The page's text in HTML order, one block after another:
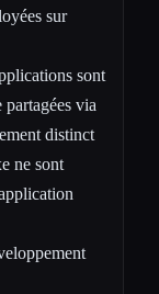
sur
sont
via
distinct
ne sont